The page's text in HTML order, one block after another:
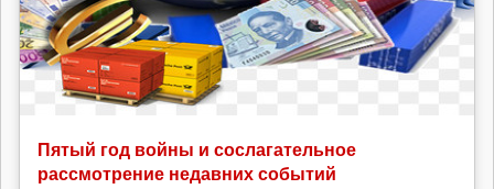
Пятый год войны и сослагательное
рассмотрение недавних событий